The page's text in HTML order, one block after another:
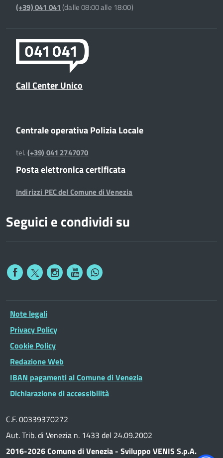
(+39) 041 041(dalle 08:00 alle 18:00)
Call Center Unico
Centrale operativa Polizia Locale
tel.(+39) 041 2747070
Posta elettronica certificata
Indirizzi PEC del Comune di Venezia
Seguici e condividi su
Note legali
Privacy Policy
Cookie Policy
Redazione Web
IBAN pagamenti al Comune di Venezia
Dichiarazione di accessibilità
C.F. 00339370272
Aut. Trib. di Venezia n. 1433 del 24.09.2002
2016-2026 Comune di Venezia - Sviluppo VENIS S.p.A.